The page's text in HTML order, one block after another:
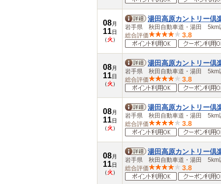
鹿児島県
沖縄県
08月
11日
（火）
湯田高原カントリー倶
岩手県 秋田自動車道・湯田 5km
総合評価
3.8
08月
11日
（ 火 ）
湯田高原カントリー倶
岩手県 秋田自動車道・湯田 5km
総合評価
3.8
08月
11日
（火）
湯田高原カントリー倶
岩手県 秋田自動車道・湯田 5km
総合評価
3.8
08月
11日
（ 火 ）
湯田高原カントリー倶
岩手県 秋田自動車道・湯田 5km
総合評価
3.8